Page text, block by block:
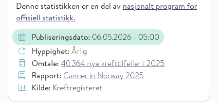
Denne statistikken er en del av nasjonalt program for
offisiell statistikk.
Publiseringsdato: 06.05.2026 - 05:00
Hyppighet: Årlig
Omtale: 40 364 nye krefttilfeller i 2025
Rapport: Cancer in Norway 2025
Kilde: Kreftregisteret